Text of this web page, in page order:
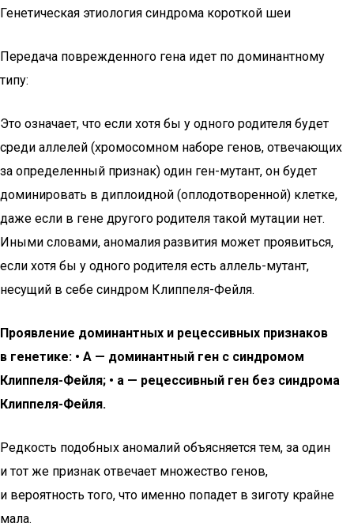
Генетическая этиология синдрома короткой шеи
Передача поврежденного гена идет по доминантному
типу:
Это означает, что если хотя бы у одного родителя будет
среди аллелей (хромосомном наборе генов, отвечающих
за определенный признак) один ген-мутант, он будет
доминировать в диплоидной (оплодотворенной) клетке,
даже если в гене другого родителя такой мутации нет.
Иными словами, аномалия развития может проявиться,
если хотя бы у одного родителя есть аллель-мутант,
несущий в себе синдром Клиппеля-Фейля.
Проявление доминантных и рецессивных признаков
в генетике: • А — доминантный ген с синдромом
Клиппеля-Фейля; • а — рецессивный ген без синдрома
Клиппеля-Фейля.
Редкость подобных аномалий объясняется тем, за один
и тот же признак отвечает множество генов,
и вероятность того, что именно попадет в зиготу крайне
мала.